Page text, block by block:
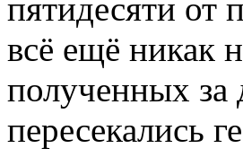
пятидесяти от
всё ещё никак
полученных за
пересекались